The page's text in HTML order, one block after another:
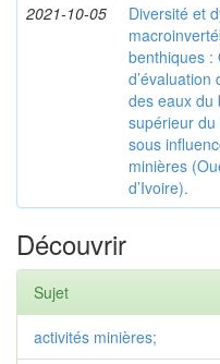
2021-10-05
Diversité et
benthiques :
d’évaluation
des eaux du
supérieur
sous
minières
d’Ivoire).
Découvrir
Sujet
activités minières;